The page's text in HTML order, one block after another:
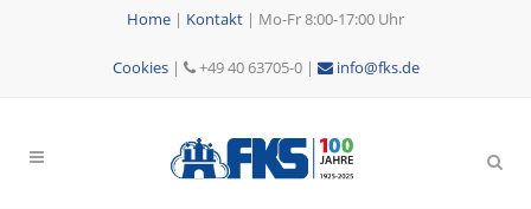
Home | Kontakt | Mo-Fr 8:00-17:00 Uhr
Cookies| +49 40 63705-0 | info@fks.de